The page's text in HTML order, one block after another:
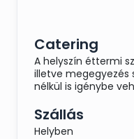
Catering
A helyszín éttermi
illetve megegyezés
nélkül is igénybe
Szállás
Helyben